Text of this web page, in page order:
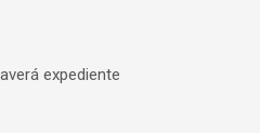
expediente